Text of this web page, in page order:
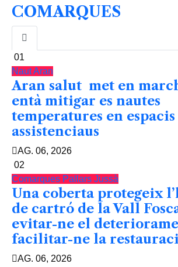
COMARQUES
01
Naut Aran
Aran salut met en
entà mitigar es nautes
temperatures en espacis
assistenciaus
AG. 06, 2026
02
Comarques Pallars Jussà
Una coberta protegeix
de cartró de la Vall
evitar-ne el
facilitar-ne la
AG. 06, 2026